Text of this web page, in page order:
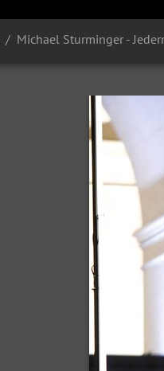
Michael Sturminger -